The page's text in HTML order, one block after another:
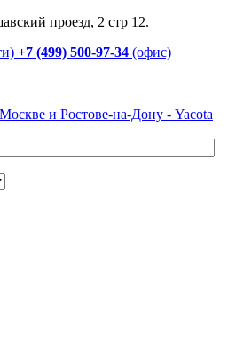
проезд, 2 стр 12.
+7 (499) 500-97-34 (офис)